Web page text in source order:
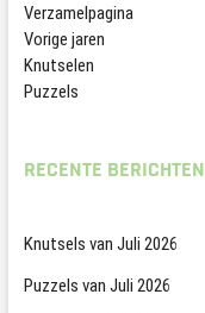
Verzamelpagina
Vorige jaren
Knutselen
Puzzels
RECENTE BERICHTEN
Knutsels van Juli 2026
Puzzels van Juli 2026